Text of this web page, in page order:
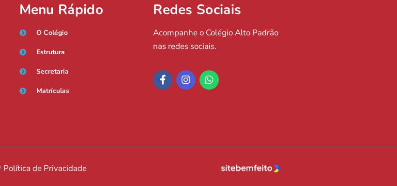
Menu Rápido
O Colégio
Estrutura
Secretaria
Matrículas
Redes Sociais
Acompanhe o Colégio Alto Padrão
nas redes sociais.
Política de Privacidade